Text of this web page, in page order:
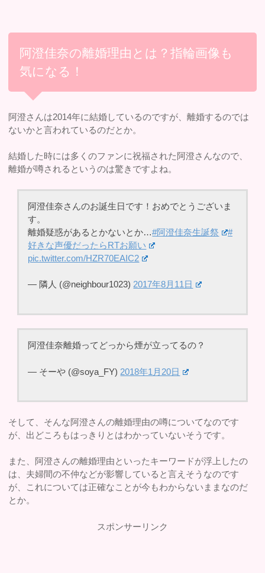
阿澄佳奈の離婚理由とは？指輪画像も
気になる！
阿澄さんは2014年に結婚しているのですが、離婚するのでは
ないかと言われているのだとか。
結婚した時には多くのファンに祝福された阿澄さんなので、
離婚が噂されるというのは驚きですよね。
阿澄佳奈さんのお誕生日です！おめでとうございま
す。
離婚疑惑があるとかないとか…#阿澄佳奈生誕祭
#
好きな声優だったらRTお願い
pic.twitter.com/HZR70EAIC2
— 隣人 (@neighbour1023) 2017年8月11日
阿澄佳奈離婚ってどっから煙が立ってるの？
— そーや (@soya_FY) 2018年1月20日
そして、そんな阿澄さんの離婚理由の噂についてなのです
が、出どころもはっきりとはわかっていないそうです。
また、阿澄さんの離婚理由といったキーワードが浮上したの
は、夫婦間の不仲などが影響していると言えそうなのです
が、これについては正確なことが今もわからないままなのだ
とか。
スポンサーリンク